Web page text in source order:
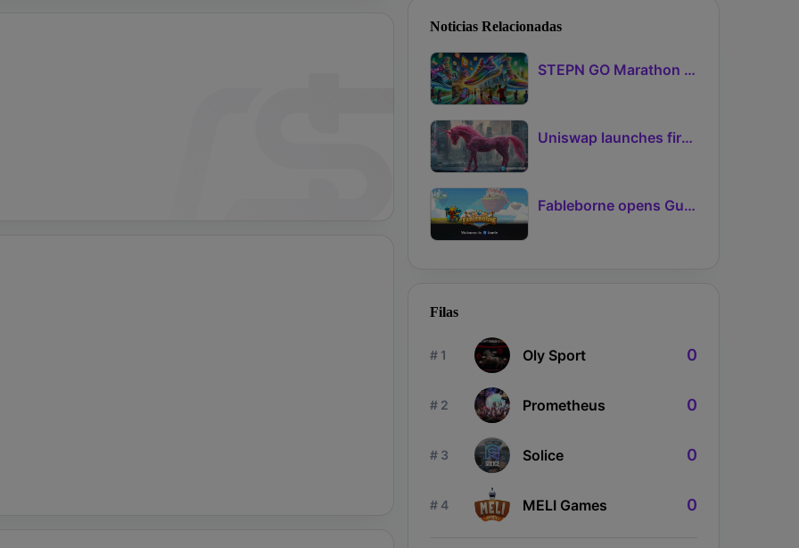
Noticias Relacionadas
STEPN GO Marathon Challenge Season 3: Sign-Ups Live With Teams and Missed-Day Insurance
Uniswap launches first Robinhood Chain launchpad
Fableborne opens Guild signups for Season 5 as Guilds 2.0 lifts the prize pool to 95%
Filas
# 1 Oly Sport 0
# 2 Prometheus 0
# 3 Solice 0
# 4 MELI Games 0